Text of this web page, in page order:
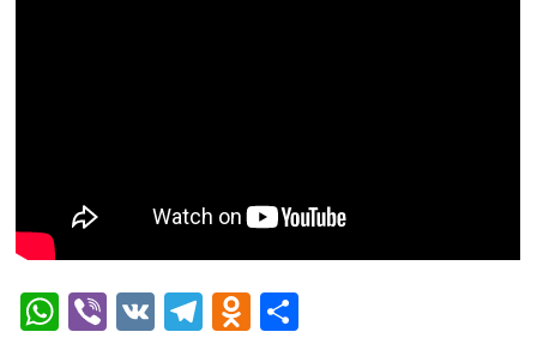
WhatsApp
Viber
VK Telegram
Odnoklassniki